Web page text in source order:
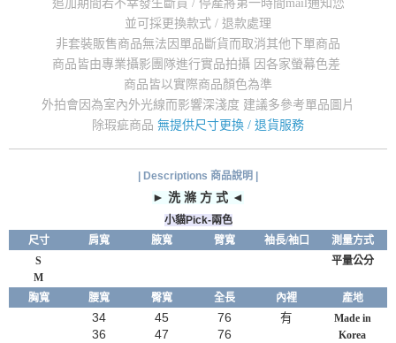
追加期間若不幸發生斷貨 / 停產將第一時間mail通知您
並可採更換款式 / 退款處理
非套裝販售商品無法因單品斷貨而取消其他下單商品
商品皆由專業攝影團隊進行實品拍攝 因各家螢幕色差
商品皆以實際商品顏色為準
外拍會因為室內外光線而影響深淺度 建議多參考單品圖片
除瑕疵商品 無提供尺寸更換 / 退貨服務
| Descriptions 商品說明 |
► 洗 滌 方 式 ◄
小貓Pick-兩色
尺寸
肩寬 腋寬 臂寬 袖長/袖口
測量方式
S
M
平量公分
胸寬 腰寬 臀寬 全長 內裡 產地
34
36
45
47
76
76
有
Made in
Korea